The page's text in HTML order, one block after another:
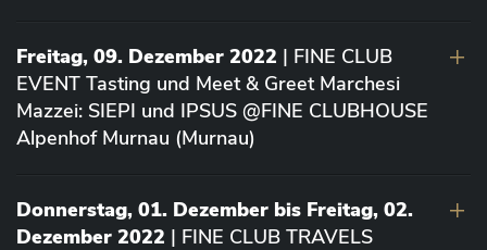
Freitag, 09. Dezember 2022 | FINE CLUB
EVENT Tasting und Meet & Greet Marchesi
Mazzei: SIEPI und IPSUS @FINE CLUBHOUSE
Alpenhof Murnau (Murnau)
Donnerstag, 01. Dezember bis Freitag, 02.
Dezember 2022 | FINE CLUB TRAVELS